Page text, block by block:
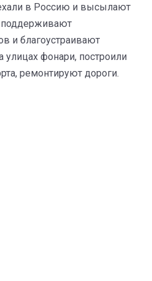
в Россию и высылают
поддерживают
и благоустраивают
улицах фонари, построили
ремонтируют дороги.